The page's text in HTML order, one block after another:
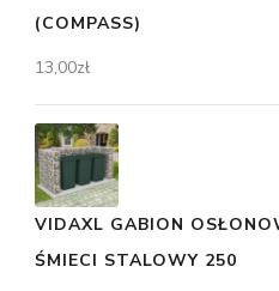
(COMPASS)
13,00zł
VIDAXL GABION
ŚMIECI STALOWY 250